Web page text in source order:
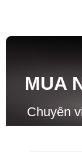
MUA
Chuyên